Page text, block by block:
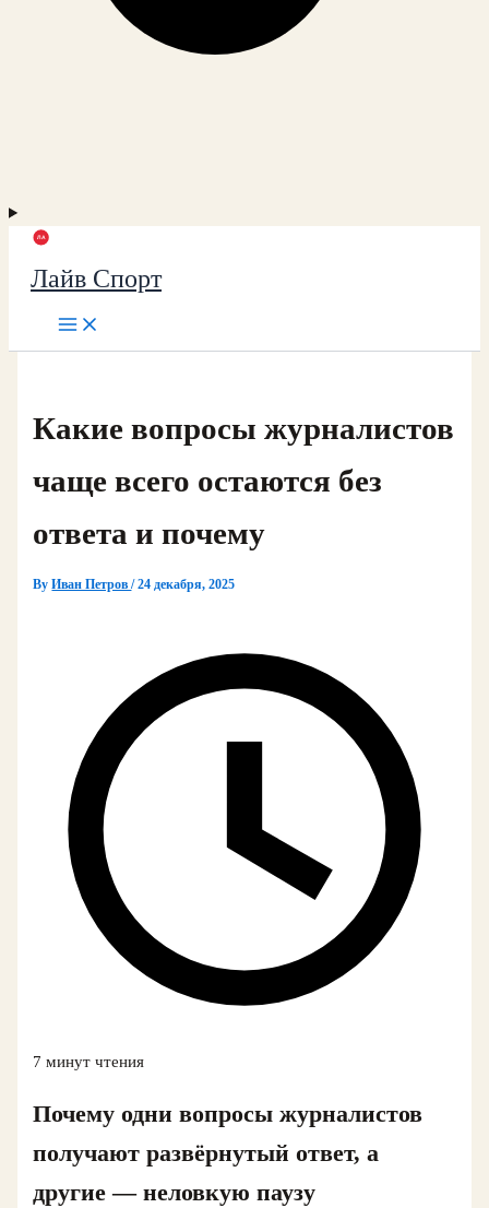
Лайв Спорт
Какие вопросы журналистов
чаще всего остаются без
ответа и почему
ByИван Петров/24 декабря, 2025
7 минут чтения
Почему одни вопросы журналистов
получают развёрнутый ответ, а
другие — неловкую паузу